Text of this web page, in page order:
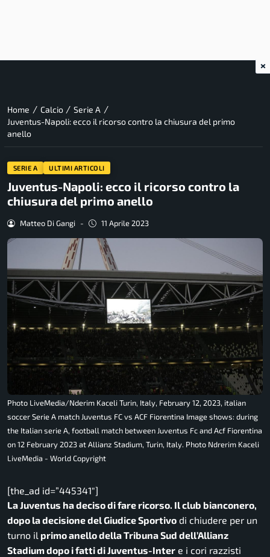
Home / Calcio / Serie A /
Juventus-Napoli: ecco il ricorso contro la chiusura del primo
anello
SERIE A ULTIMI ARTICOLI
Juventus-Napoli: ecco il ricorso contro la
chiusura del primo anello
Matteo Di Gangi - 11 Aprile 2023
Photo LiveMedia/Nderim Kaceli Turin, Italy, February 12, 2023, italian
soccer Serie A match Juventus FC vs ACF Fiorentina Image shows: during
the Italian serie A, football match between Juventus Fc and Acf Fiorentina
on 12 February 2023 at Allianz Stadium, Turin, Italy. Photo Ndrerim Kaceli
LiveMedia - World Copyright
[the_ad id=”445341″]
La Juventus ha deciso di fare ricorso. Il club bianconero,
dopo la decisione del Giudice Sportivo di chiudere per un
turno il primo anello della Tribuna Sud dell’Allianz
Stadium dopo i fatti di Juventus-Inter e i cori razzisti
×